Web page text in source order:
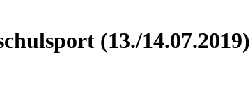
(13./14.07.2019)